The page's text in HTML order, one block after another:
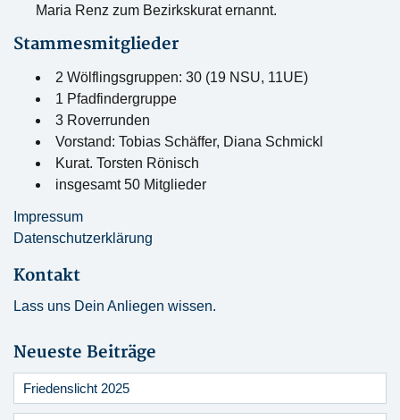
Maria Renz zum Bezirkskurat ernannt.
Stammesmitglieder
2 Wölflingsgruppen: 30 (19 NSU, 11UE)
1 Pfadfindergruppe
3 Roverrunden
Vorstand: Tobias Schäffer, Diana Schmickl
Kurat. Torsten Rönisch
insgesamt 50 Mitglieder
Impressum
Datenschutzerklärung
Kontakt
Lass uns Dein Anliegen wissen.
Neueste Beiträge
Friedenslicht 2025